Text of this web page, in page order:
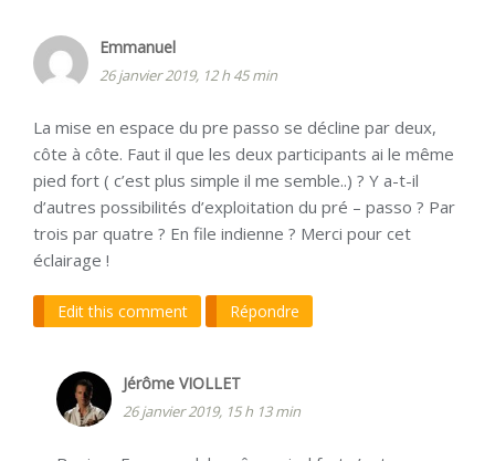
Emmanuel
26 janvier 2019, 12 h 45 min
La mise en espace du pre passo se décline par deux,
côte à côte. Faut il que les deux participants ai le même
pied fort ( c’est plus simple il me semble..) ? Y a-t-il
d’autres possibilités d’exploitation du pré – passo ? Par
trois par quatre ? En file indienne ? Merci pour cet
éclairage !
Edit this comment Répondre
Jérôme VIOLLET
26 janvier 2019, 15 h 13 min